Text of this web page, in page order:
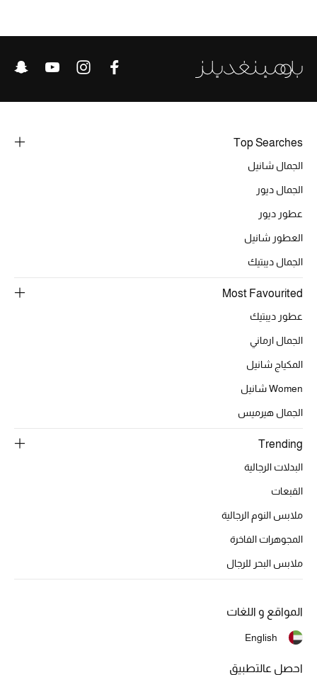
المجوهرات
نسوقوا أحدث ما وصلنا
عرض جميع المنتجات
خصومات
الموسم الجديد
ركن أناقة المنتجعات
جميع إصدارتنا النسائية
الحب للمحلي
الملابس الرياضية النسائية
Top Searches
الجمال شانيل
الجمال ديور
عطور ديور
العطور شانيل
الجمال ديبتيك
Most Favourited
عطور ديبتيك
الجمال ارماني
المكياج شانيل
Women شانيل
الجمال هيرميس
Trending
البدلات الرجالية
القبعات
ملابس النوم الرجالية
المجوهرات الفاخرة
ملابس البحر للرجال
المواقع و اللغات
English
احصل عالتطبيق